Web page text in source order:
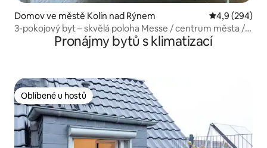
Domov ve městě Kolín nad Rýnem Průměrné
4,9 (294)
3-pokojový byt – skvělá poloha Messe / centrum města /
Pronájmy bytů s klimatizací
Oblíbené u hostů
Oblíbené u hostů